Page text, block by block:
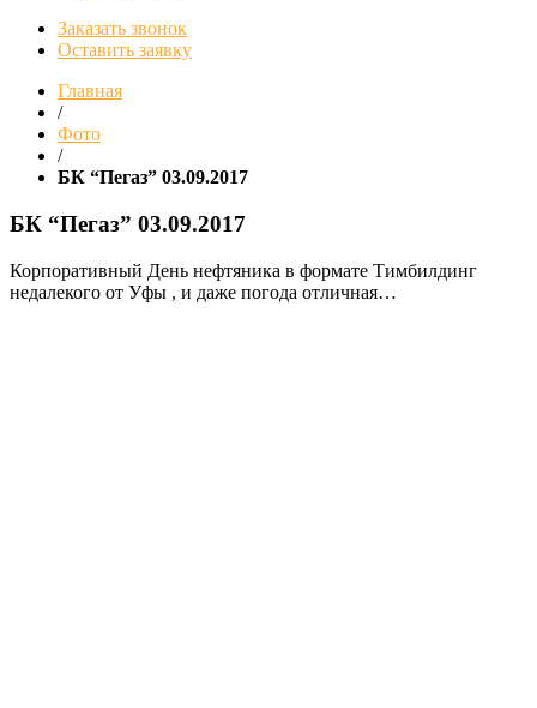
Заказать звонок
Оставить заявку
Главная
/
Фото
/
БК “Пегаз” 03.09.2017
БК “Пегаз” 03.09.2017
Корпоративный День нефтяника в формате Тимбилдинг
недалекого от Уфы , и даже погода отличная…